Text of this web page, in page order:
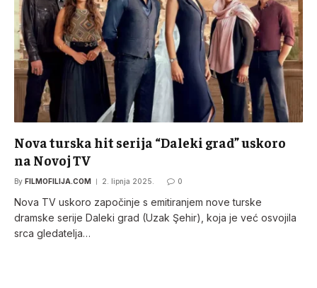
Nova turska hit serija “Daleki grad” uskoro
na Novoj TV
By FILMOFILIJA.COM 2. lipnja 2025. 0
Nova TV uskoro započinje s emitiranjem nove turske
dramske serije Daleki grad (Uzak Şehir), koja je već osvojila
srca gledatelja…